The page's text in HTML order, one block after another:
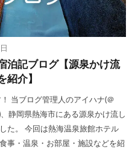
泊記ブログ【源泉かけ流
紹介】
当ブログ管理人のアイハナ(＠
静岡県熱海市にある源泉かけ流し
た。 今回は熱海温泉旅館ホテル
事・温泉・お部屋・施設などを紹